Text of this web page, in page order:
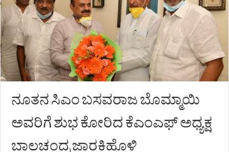
ನೂತನ ಸಿಎಂ ಬಸವರಾಜ ಬೊಮ್ಮಾಯಿ
ಅವರಿಗೆ ಶುಭ ಕೋರಿದ ಕೆಎಂಎಫ್ ಅಧ್ಯಕ್ಷ
ಬಾಲಚಂದ್ರ ಜಾರಕಿಹೊಳಿ